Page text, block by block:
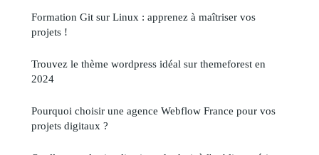
Formation Git sur Linux : apprenez à maîtriser vos
projets !
Trouvez le thème wordpress idéal sur themeforest en
2024
Pourquoi choisir une agence Webflow France pour vos
projets digitaux ?